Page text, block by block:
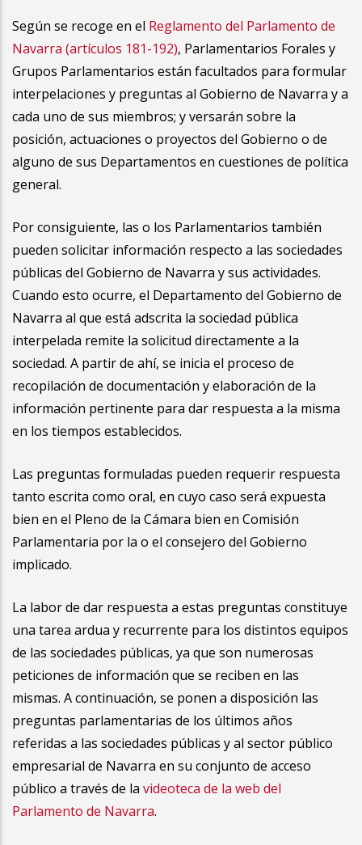
navegación
Según se recoge en el Reglamento del Parlamento de
Navarra (artículos 181-192), Parlamentarios Forales y
Grupos Parlamentarios están facultados para formular
interpelaciones y preguntas al Gobierno de Navarra y a
cada uno de sus miembros; y versarán sobre la
posición, actuaciones o proyectos del Gobierno o de
alguno de sus Departamentos en cuestiones de política
general.
Por consiguiente, las o los Parlamentarios también
pueden solicitar información respecto a las sociedades
públicas del Gobierno de Navarra y sus actividades.
Cuando esto ocurre, el Departamento del Gobierno de
Navarra al que está adscrita la sociedad pública
interpelada remite la solicitud directamente a la
sociedad. A partir de ahí, se inicia el proceso de
recopilación de documentación y elaboración de la
información pertinente para dar respuesta a la misma
en los tiempos establecidos.
Las preguntas formuladas pueden requerir respuesta
tanto escrita como oral, en cuyo caso será expuesta
bien en el Pleno de la Cámara bien en Comisión
Parlamentaria por la o el consejero del Gobierno
implicado.
La labor de dar respuesta a estas preguntas constituye
una tarea ardua y recurrente para los distintos equipos
de las sociedades públicas, ya que son numerosas
peticiones de información que se reciben en las
mismas. A continuación, se ponen a disposición las
preguntas parlamentarias de los últimos años
referidas a las sociedades públicas y al sector público
empresarial de Navarra en su conjunto de acceso
público a través de la videoteca de la web del
Parlamento de Navarra.